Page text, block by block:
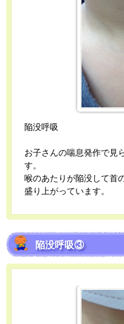
陥没呼吸
お子さんの喘息発作で見
す。
喉のあたりが陥没して首
盛り上がっています。
陥没呼吸③